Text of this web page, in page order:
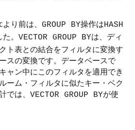
より前は、 GROUP BY操作はHASH
。 VECTOR GROUP BYは、ディ
ト表との結合をフィルタに変換す
スの変換です。データベースで
ャン中にこのフィルタを適用でき
ーム・フィルタに似たキー・ベク
では、 VECTOR GROUP BYが使